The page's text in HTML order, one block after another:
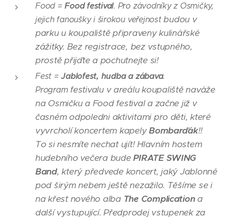
Food =Food festival. Pro závodníky z Osmičky,
jejich fanoušky i širokou veřejnostbudou v
parku u koupaliště připraveny kulinářské
zážitky. Bez registrace, bez vstupného,
prostě přijďte a pochutnejte si!
Fest =Jablofest, hudba a zábava.
Program festivalu v areálu koupaliště naváže
na Osmičku a Food festival a začne již v
časnémodpoledni aktivitami pro děti, které
vyvrcholí koncertem kapelyBombarďák!!
Tosi nesmíte nechat ujít!Hlavním hostem
hudebního večera budePIRATE SWING
Band, který předvede koncert, jaký Jablonné
pod širým nebem ještěnezažilo. Těšíme se i
na křest nového alba The Complicationa
další vystupující. Předprodej vstupenek za